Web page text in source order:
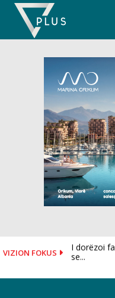
Skip
content
VIZION FOKUS
I dorëzoi
se...